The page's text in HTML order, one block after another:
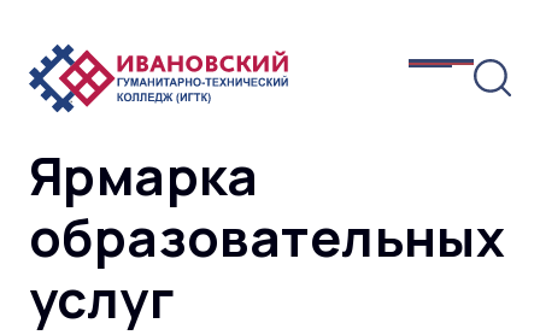
Ярмарка
образовательных
услуг